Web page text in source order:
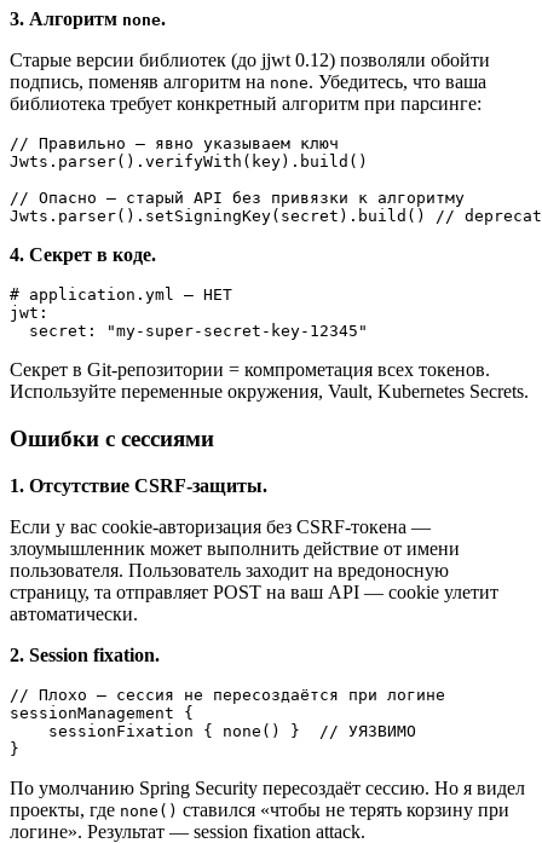
3. Алгоритм none.
Старые версии библиотек (до jjwt 0.12) позволяли обойти
подпись, поменяв алгоритм на none. Убедитесь, что ваша
библиотека требует конкретный алгоритм при парсинге:
// Правильно — явно указываем ключ
Jwts.parser().verifyWith(key).build()
// Опасно — старый API без привязки к алгоритму
4. Секрет в коде.
# application.yml — НЕТ
jwt:
Секрет в Git-репозитории = компрометация всех токенов.
Используйте переменные окружения, Vault, Kubernetes Secrets.
Ошибки с сессиями
1. Отсутствие CSRF-защиты.
Если у вас cookie-авторизация без CSRF-токена —
злоумышленник может выполнить действие от имени
пользователя. Пользователь заходит на вредоносную
страницу, та отправляет POST на ваш API — cookie улетит
автоматически.
2. Session fixation.
// Плохо — сессия не пересоздаётся при логине
sessionManagement {
    sessionFixation { none() }  // УЯЗВИМО
По умолчанию Spring Security пересоздаёт сессию. Но я видел
проекты, где none() ставился «чтобы не терять корзину при
логине». Результат — session fixation attack.